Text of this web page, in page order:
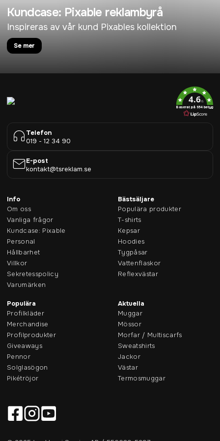
Kundcase: Pixable reklambyrå
Inspireras av vår kund Pixables kollektion
Se mer
4.6/5
Baserat på 954 betyg
Telefon
019 - 12 34 90
E-post
kontakt@tsreklam.se
Info
Om oss
Vanliga frågor
Kundcase: Pixable
Personal
Hållbarhet
Villkor
Sekretesspolicy
Varumärken
Bästsäljare
Populära produkter
T-shirts
Kepsar
Hoodies
Tygpåsar
Vattenflaskor
Reflexvästar
Populära
Profilkläder
Merchandise
Profilprodukter
Giveaways
Pennor
Solglasögon
Pikétröjor
Aktuella
Muggar
Mössor
Morfar / Multiscarfs
Sweatshirts
Jackor
Västar
Termosmuggar